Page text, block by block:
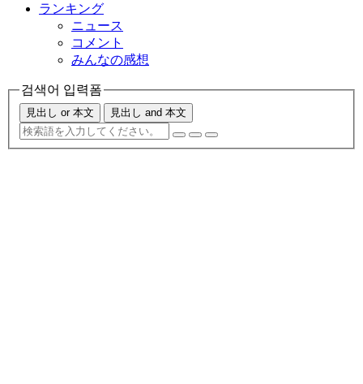
ランキング
ニュース
コメント
みんなの感想
검색어 입력폼
見出し or 本文 見出し and 本文